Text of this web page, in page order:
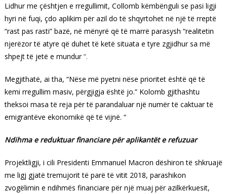
Lidhur me çështjen e rregullimit, Collomb këmbënguli se pasi ligji
hyri në fuqi, çdo aplikim për azil do të shqyrtohet në një të rreptë
“rast pas rasti” bazë, në mënyrë që të marrë parasysh “realitetin
njerëzor të atyre që duhet të ketë situata e tyre zgjidhur sa më
shpejt të jetë e mundur“.
Megjithatë, ai tha, “Nëse më pyetni nëse prioritet është që të
kemi rregullim masiv, përgjigja është jo.” Kolomb gjithashtu
theksoi masa të reja për të parandaluar një numër të caktuar të
emigrantëve ekonomikë që të vijnë. “
Ndihma e reduktuar financiare për aplikantët e refuzuar
Projektligji, i cili Presidenti Emmanuel Macron dëshiron të shkruajë
me ligj gjatë tremujorit të parë të vitit 2018, parashikon
zvogëlimin e ndihmës financiare për një muaj për azilkërkuesit,